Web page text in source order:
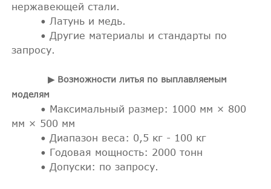
нержавеющей стали.
• Латунь и медь.
• Другие материалы и стандарты по
запросу.
▶ Возможности литья по выплавляемым
моделям
• Максимальный размер: 1000 мм × 800
мм × 500 мм
• Диапазон веса: 0,5 кг - 100 кг
• Годовая мощность: 2000 тонн
• Допуски: по запросу.